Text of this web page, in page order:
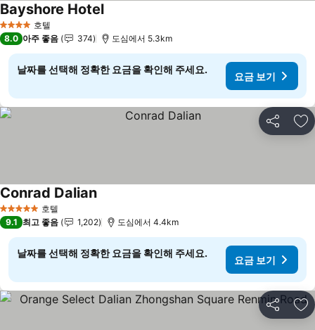
4 성급 호텔
Bayshore Hotel요금 보기
8.0 아주 좋음 374 도심에서 5.3km
날짜를 선택해 정확한 요금을 확인해 주세요.
요금 보기
공유 즐
5 성급 호텔
Conrad Dalian요금 보기
9.1 최고 좋음 1,202 도심에서 4.4km
날짜를 선택해 정확한 요금을 확인해 주세요.
요금 보기
공유 즐